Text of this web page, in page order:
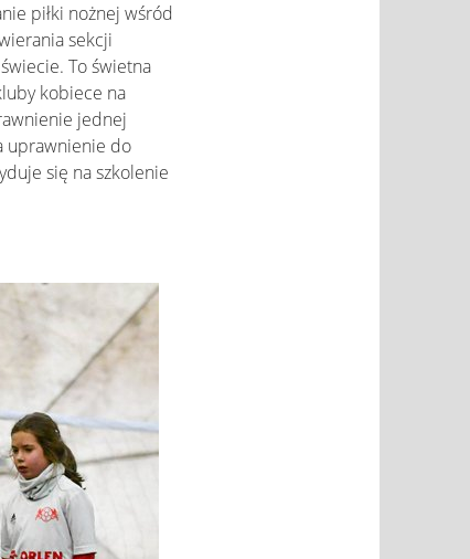
piłki nożnej wśród
sekcji
To świetna
kobiece na
jednej
uprawnienie do
się na szkolenie